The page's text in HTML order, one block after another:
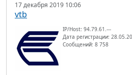
17 декабря 2019 10:06
vtb
IP/Host: 94.79.61.---
Дата регистрации:
Сообщений: 8 758